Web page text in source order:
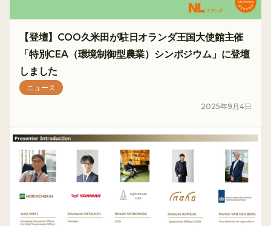
【登壇】COO久米田が駐日オランダ王国大使館主催
「特別CEA（環境制御型農業）シンポジウム」に登壇
しました
ニュース
2025年9 月4日